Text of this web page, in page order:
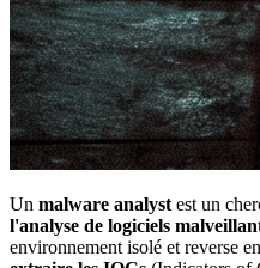
Un malware analyst est un
l'analyse de logiciels
environnement isolé et reverse